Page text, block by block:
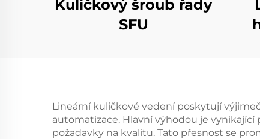
Kuličkový šroub řady
SFU
Lineární kuličkové vedení poskytují
automatizace. Hlavní výhodou je
požadavky na kvalitu. Tato přesnost se